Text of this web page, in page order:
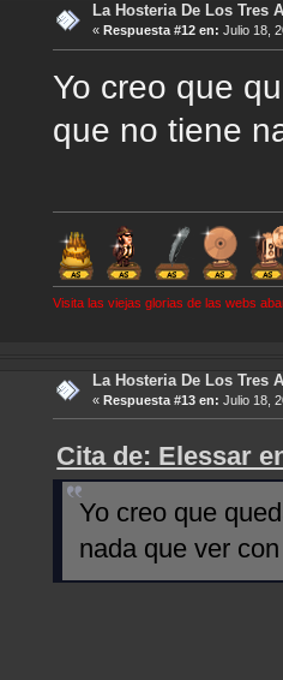
La Hosteria De Los Tres
« Respuesta #12 en: Julio 18,
Yo creo que
que no tiene
Visita las viejas glorias de las webs
La Hosteria De Los Tres
« Respuesta #13 en: Julio 18,
Cita de: Elessar
Yo creo que
nada que ver